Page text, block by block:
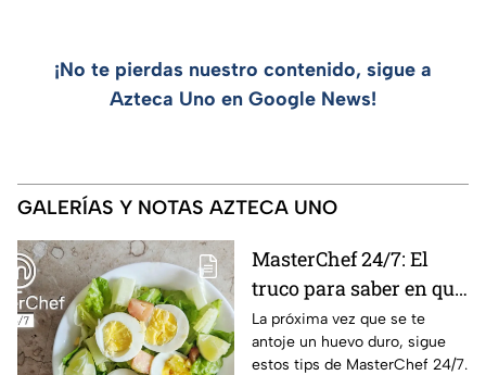
¡No te pierdas nuestro contenido, sigue a
Azteca Uno en Google News!
GALERÍAS Y NOTAS AZTECA UNO
MasterChef 24/7: El
truco para saber en qué
momento está listo un
huevo cocido
La próxima vez que se te
antoje un huevo duro, sigue
estos tips de MasterChef 24/7.